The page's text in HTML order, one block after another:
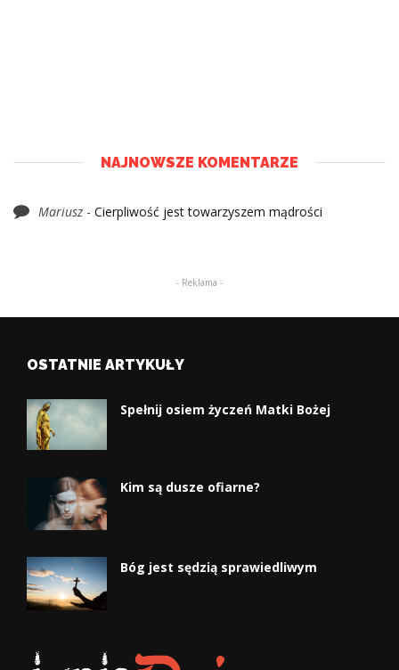
NAJNOWSZE KOMENTARZE
Mariusz - Cierpliwość jest towarzyszem mądrości
- Reklama -
OSTATNIE ARTYKUŁY
Spełnij osiem życzeń Matki Bożej
Kim są dusze ofiarne?
Bóg jest sędzią sprawiedliwym